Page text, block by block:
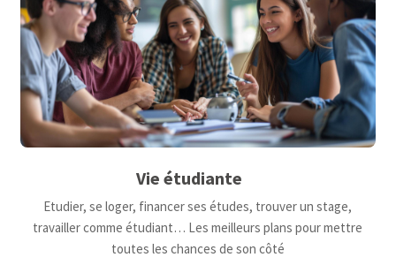
Vie étudiante
Etudier, se loger, financer ses études, trouver un stage,
travailler comme étudiant… Les meilleurs plans pour mettre
toutes les chances de son côté